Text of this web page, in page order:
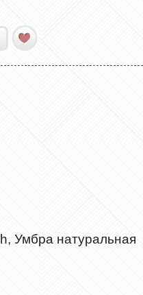
Умбра натуральная